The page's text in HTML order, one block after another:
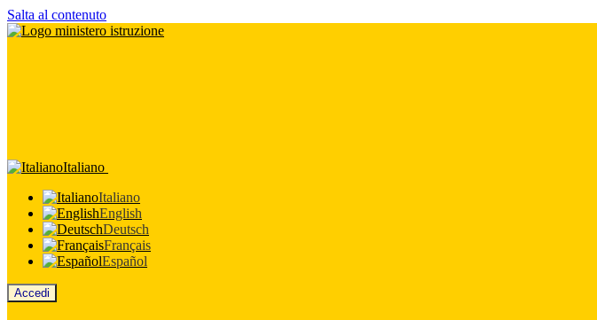
Salta al contenuto
Italiano
Italiano
English
Deutsch
Français
Español
Accedi